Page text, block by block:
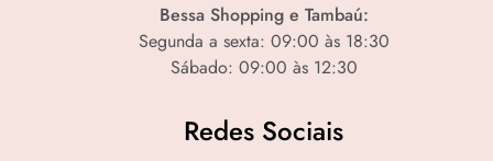
Bessa Shopping e Tambaú:
Segunda a sexta: 09:00 às 18:30
Sábado: 09:00 às 12:30
Redes Sociais